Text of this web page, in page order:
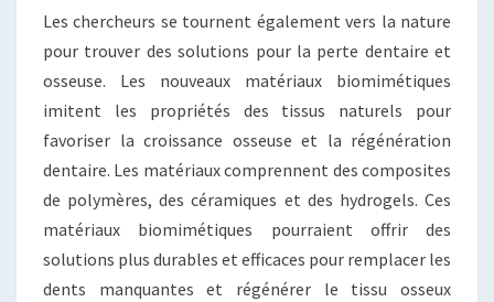
Les chercheurs se tournent également vers la nature
pour trouver des solutions pour la perte dentaire et
osseuse. Les nouveaux matériaux biomimétiques
imitent les propriétés des tissus naturels pour
favoriser la croissance osseuse et la régénération
dentaire. Les matériaux comprennent des composites
de polymères, des céramiques et des hydrogels. Ces
matériaux biomimétiques pourraient offrir des
solutions plus durables et efficaces pour remplacer les
dents manquantes et régénérer le tissu osseux